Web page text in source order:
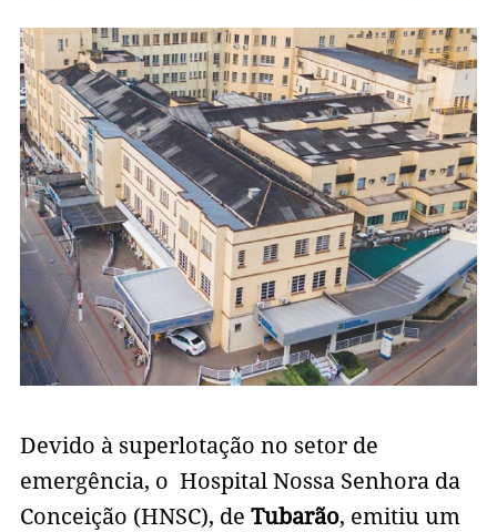
Devido à superlotação no setor de
emergência, o Hospital Nossa Senhora da
Conceição (HNSC), de Tubarão, emitiu um